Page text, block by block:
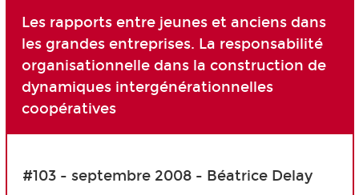
Les rapports entre jeunes et anciens dans
les grandes entreprises. La responsabilité
organisationnelle dans la construction de
dynamiques intergénérationnelles
coopératives
#103 - septembre 2008 - Béatrice Delay